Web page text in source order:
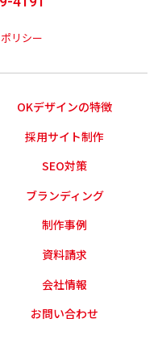
リシー
OKデザインの特徴
採用サイト制作
SEO対策
ブランディング
制作事例
資料請求
会社情報
お問い合わせ